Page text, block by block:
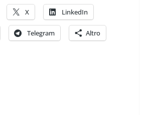
X LinkedIn
Telegram Altro